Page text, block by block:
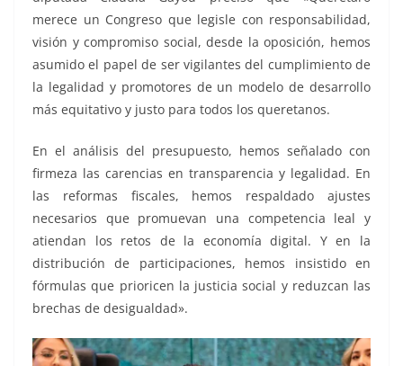
merece un Congreso que legisle con responsabilidad,
visión y compromiso social, desde la oposición, hemos
asumido el papel de ser vigilantes del cumplimiento de
la legalidad y promotores de un modelo de desarrollo
más equitativo y justo para todos los queretanos.
En el análisis del presupuesto, hemos señalado con
firmeza las carencias en transparencia y legalidad. En
las reformas fiscales, hemos respaldado ajustes
necesarios que promuevan una competencia leal y
atiendan los retos de la economía digital. Y en la
distribución de participaciones, hemos insistido en
fórmulas que prioricen la justicia social y reduzcan las
brechas de desigualdad».